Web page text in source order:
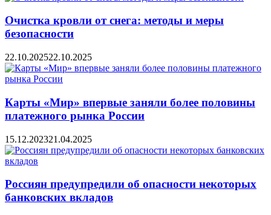
Очистка кровли от снега: методы и меры
безопасности
22.10.202522.10.2025
Карты «Мир» впервые заняли более половины
платежного рынка России
15.12.202321.04.2025
Россиян предупредили об опасности некоторых
банковских вкладов